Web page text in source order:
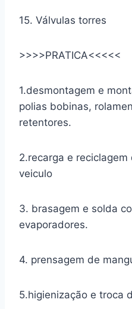
15. Válvulas torres
>>>>PRATICA<<<<<
1.desmontagem e
polias bobinas,
retentores.
2.recarga e
veiculo
3. brasagem e solda
evaporadores.
4. prensagem de
5.higienização e troca